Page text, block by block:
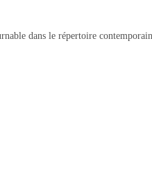
dans le répertoire